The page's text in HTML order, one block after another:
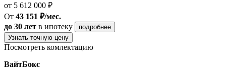
от 5 612 000 ₽
От 43 151 ₽/мес.
до 30 лет в ипотеку
подробнее
Узнать точную цену
Посмотреть комлектацию
ВайтБокс